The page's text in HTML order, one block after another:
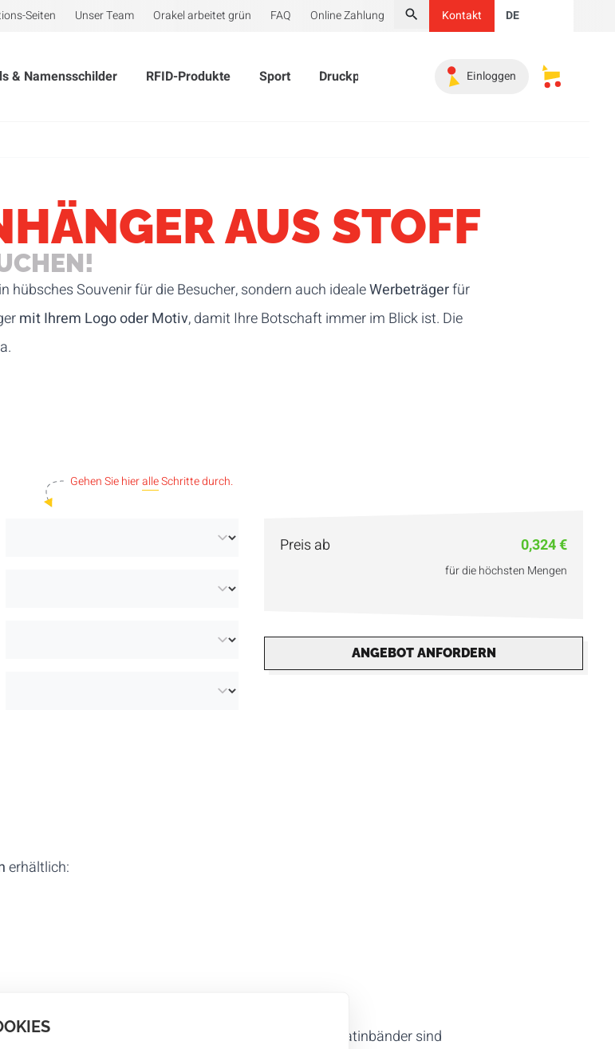
Seiten Unser Team Orakel arbeitet grün FAQ Online Zahlung
Suche
Kontakt DE
& Namensschilder RFID-Produkte Sport Druckprodukte Werbeartikel Must-haves
Einloggen Meine
AUS STOFF
hübsches Souvenir für die Besucher, sondern auch idealeWerbeträgerfür
mit Ihrem Logo oder Motiv, damit Ihre Botschaft immer im Blick ist. Die
Gehen Sie hieralleSchritte durch.
Preis ab 0,324 €
für die höchsten Mengen
ANGEBOT ANFORDERN
erhältlich:
bedruckt.
haben die Wahl zwischen
. Die Satinbänder sind